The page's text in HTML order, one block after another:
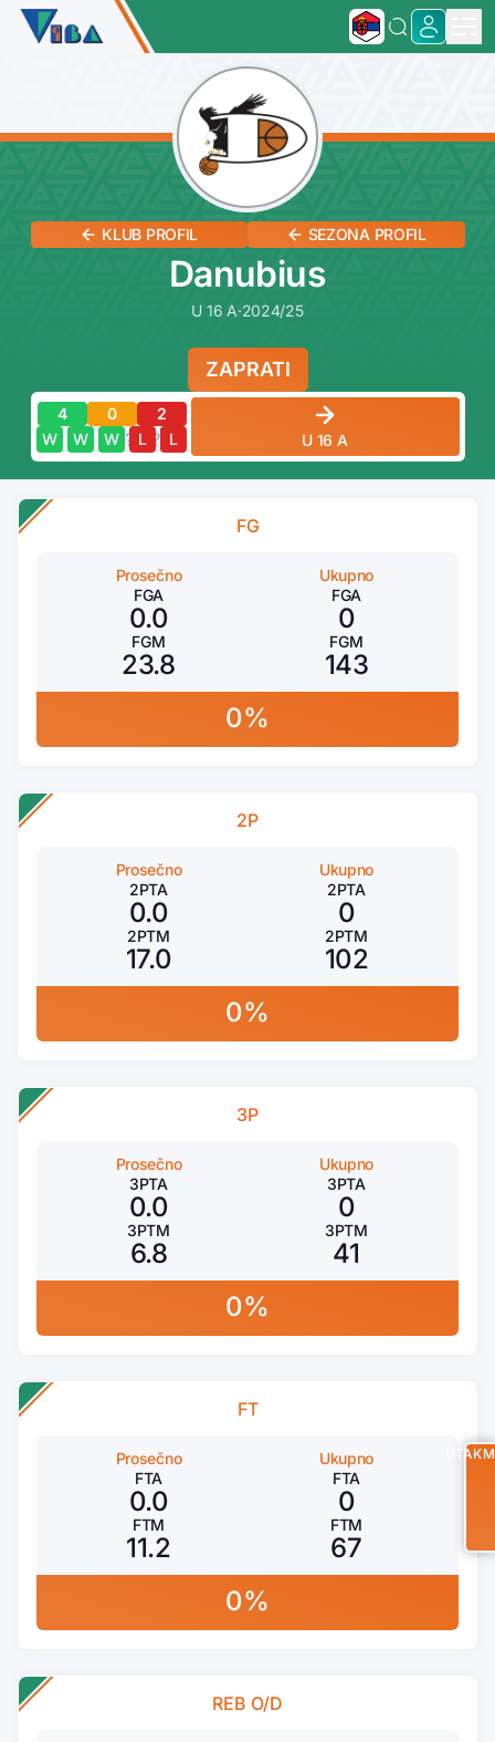
KLUB PROFIL SEZONA PROFIL
Danubius
U 16 A·2024/25
ZAPRATI
4 0 2
? ? ? ? ?
W W W L L U 16 A
FG
Prosečno
FGA
0.0
FGM
23.8
Ukupno
FGA
0
FGM
143
0%
2P
Prosečno
2PTA
0.0
2PTM
17.0
Ukupno
2PTA
0
2PTM
102
0%
3P
Prosečno
3PTA
0.0
3PTM
6.8
Ukupno
3PTA
0
3PTM
41
0%
FT
Prosečno
FTA
0.0
FTM
11.2
Ukupno
FTA
0
FTM
67
0%
REB O/D